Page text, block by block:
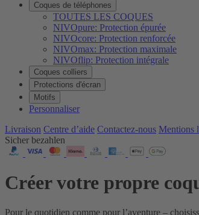
Coques de téléphones
TOUTES LES COQUES
NIVOpure: Protection épurée
NIVOcore: Protection renforcée
NIVOmax: Protection maximale
NIVOflip: Protection intégrale
Coques colliers
Protections d'écran
Motifs
Personnaliser
Livraison Centre d’aide Contactez‑nous Mentions
Sicher bezahlen
Créer votre propre
Pour le quotidien comme pour l’aventure –